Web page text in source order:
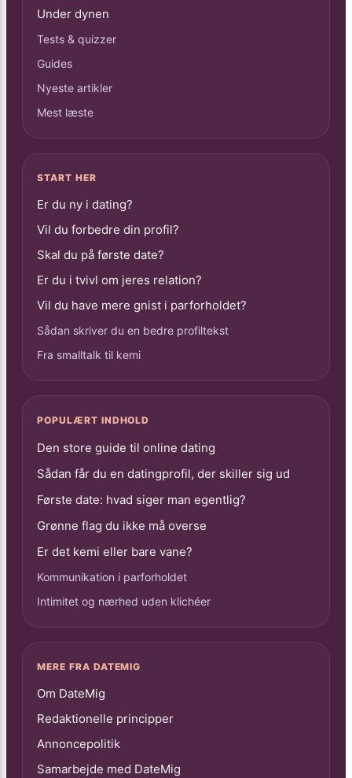
Under dynen
Tests & quizzer
Guides
Nyeste artikler
Mest læste
START HER
Er du ny i dating?
Vil du forbedre din profil?
Skal du på første date?
Er du i tvivl om jeres relation?
Vil du have mere gnist i parforholdet?
Sådan skriver du en bedre profiltekst
Fra smalltalk til kemi
POPULÆRT INDHOLD
Den store guide til online dating
Sådan får du en datingprofil, der skiller sig ud
Første date: hvad siger man egentlig?
Grønne flag du ikke må overse
Er det kemi eller bare vane?
Kommunikation i parforholdet
Intimitet og nærhed uden klichéer
MERE FRA DATEMIG
Om DateMig
Redaktionelle principper
Annoncepolitik
Samarbejde med DateMig